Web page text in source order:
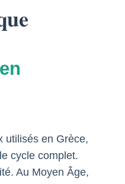
utilisés en Grèce,
cycle complet.
Au Moyen Âge,